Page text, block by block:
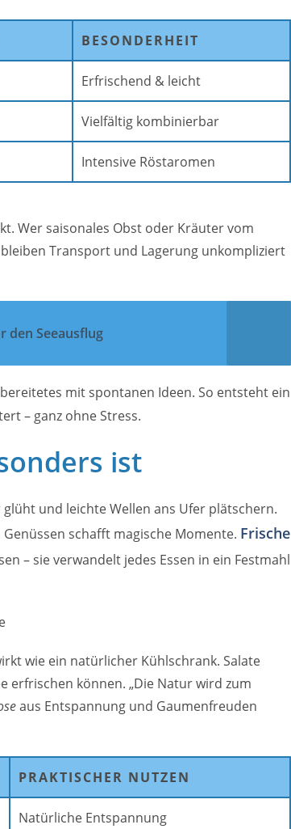
BESONDERHEIT
Erfrischend & leicht
Vielfältig kombinierbar
Intensive Röstaromen
Wer saisonales Obst oder Kräuter vom
bleiben Transport und Lagerung unkompliziert
den Seeausflug
mit spontanen Ideen. So entsteht ein
– ganz ohne Stress.
ist
und leichte Wellen ans Ufer plätschern.
schafft magische Momente. Frische
– sie verwandelt jedes Essen in ein Festmahl
wie ein natürlicher Kühlschrank. Salate
erfrischen können. „Die Natur wird zum
aus Entspannung und Gaumenfreuden
PRAKTISCHER NUTZEN
Natürliche Entspannung